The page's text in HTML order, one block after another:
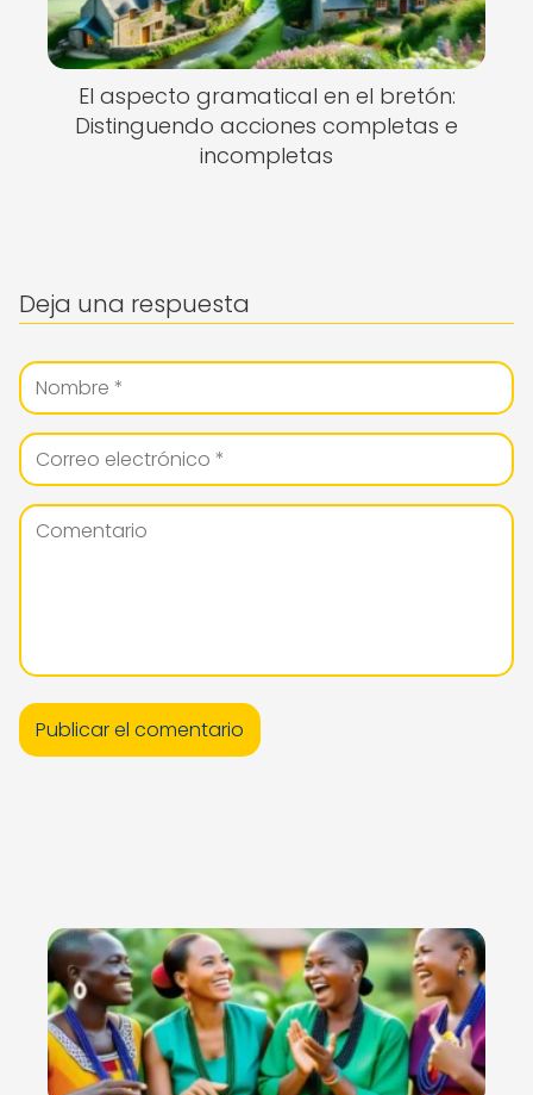
El aspecto gramatical en el bretón:
Distinguendo acciones completas e
incompletas
Deja una respuesta